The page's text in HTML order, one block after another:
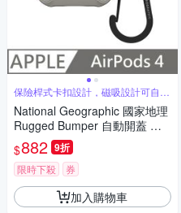
保險桿式卡扣設計，磁吸設計可自動
開蓋
National Geographic 國家地理
Rugged Bumper 自動開蓋 耳
機保護殼 適用 AirPods 4 - 石米
色
$882 9折
限時下殺 券
加入購物車